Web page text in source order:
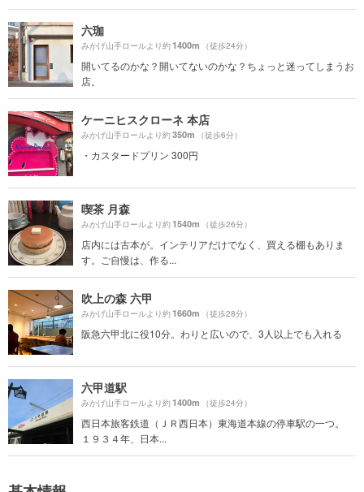
六珈
みかげ山手ロールより約1400m （徒歩24分）
開いてるのかな？開いてないのかな？ちょっと迷ってしまうお
店。
ケーニヒスクローネ 本店
みかげ山手ロールより約350m （徒歩6分）
・カスタードプリン 300円
喫茶 月森
みかげ山手ロールより約1540m （徒歩26分）
店内には古本が。インテリアだけでなく、買える棚もありま
す。ご自慢は、作る...
吹上の森 六甲
みかげ山手ロールより約1660m （徒歩28分）
阪急六甲北に役10分。わりと広いので、3人以上でも入れる
六甲道駅
みかげ山手ロールより約1400m （徒歩24分）
西日本旅客鉄道（ＪＲ西日本）東海道本線の停車駅の一つ。
１９３４年、日本...